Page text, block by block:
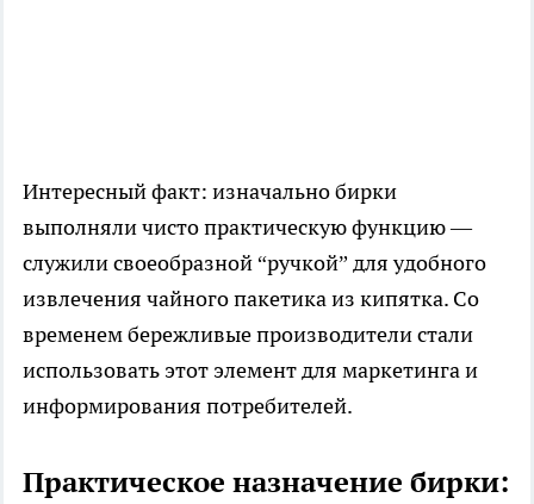
Интересный факт: изначально бирки
выполняли чисто практическую функцию —
служили своеобразной “ручкой” для удобного
извлечения чайного пакетика из кипятка. Со
временем бережливые производители стали
использовать этот элемент для маркетинга и
информирования потребителей.
Практическое назначение бирки: